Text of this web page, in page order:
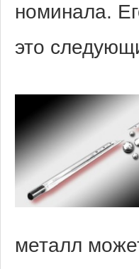
номинала.
это
металл